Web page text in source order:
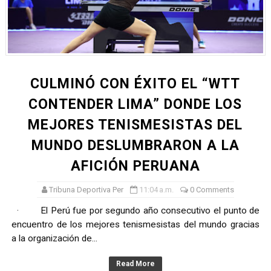
TODO O NADA: LA GRAN FINAL DEL RONEX 2025 SERÁ
André Martínez gana el Rally de la Primavera del Rally
CLASIFICACIÓN AL MUNDIAL U20 Y NUEVO RÉCORD
HEILBRUNN, DREYFUSS, VALTAYO, MONTES, CASTRO
CULMINÓ CON ÉXITO EL “WTT
CONTENDER LIMA” DONDE LOS
MEJORES TENISMESISTAS DEL
MUNDO DESLUMBRARON A LA
AFICIÓN PERUANA
Tribuna Deportiva Per 11:04 a.m. 0 Comments
· El Perú fue por segundo año consecutivo el punto de
encuentro de los mejores tenismesistas del mundo gracias
a la organización de...
Read More